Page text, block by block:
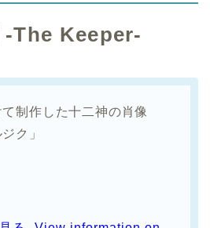
-The Keeper-
制作した十二神の肖像
ク」